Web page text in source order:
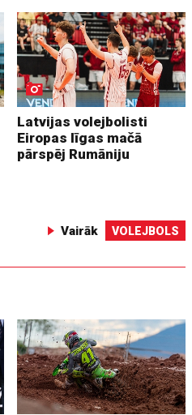
Latvijas volejbolisti
Eiropas līgas mačā
pārspēj Rumāniju
Vairāk VOLEJBOLS